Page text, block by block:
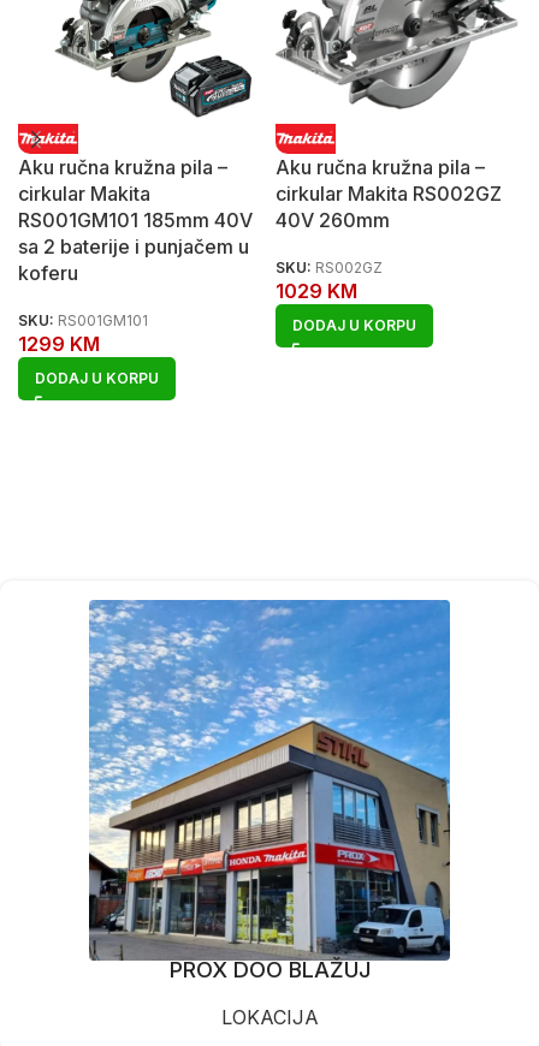
Aku ručna kružna pila –
cirkular Makita
RS001GM101 185mm 40V
sa 2 baterije i punjačem u
koferu
SKU: RS001GM101
1299 KM
DODAJ U KORPU
Aku ručna kružna pila –
cirkular Makita RS002GZ
40V 260mm
SKU: RS002GZ
1029 KM
DODAJ U KORPU
PROX DOO BLAŽUJ
LOKACIJA